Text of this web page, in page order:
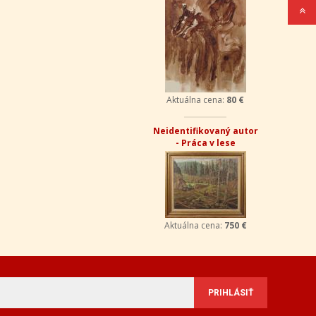
Aktuálna cena: 80 €
Neidentifikovaný autor
- Práca v lese
Aktuálna cena: 750 €